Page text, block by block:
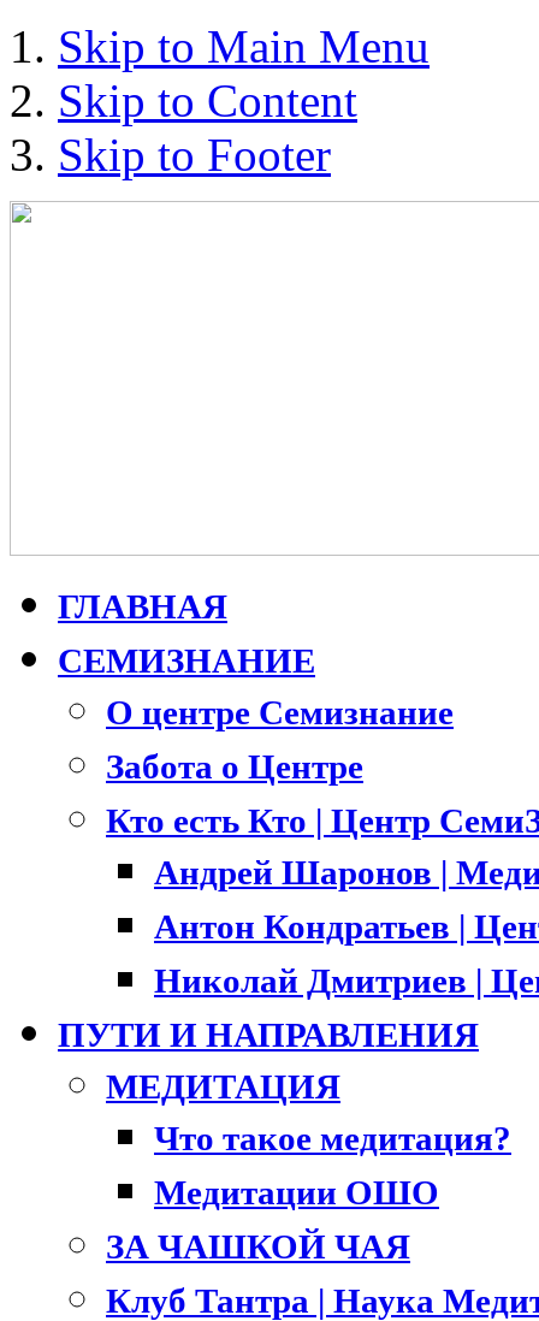
Skip to Main Menu
Skip to Content
Skip to Footer
ГЛАВНАЯ
СЕМИЗНАНИЕ
О центре Семизнание
Забота о Центре
Кто есть Кто | Центр
Андрей Шаронов |
Антон Кондратьев |
Николай Дмитриев |
ПУТИ И НАПРАВЛЕНИЯ
МЕДИТАЦИЯ
Что такое медитация?
Медитации ОШО
ЗА ЧАШКОЙ ЧАЯ
Клуб Тантра | Наука